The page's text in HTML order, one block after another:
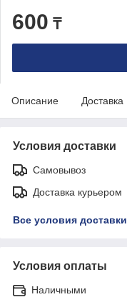
600 ₸
Описание Доставка
Условия доставки
Самовывоз
Доставка курьером
Все условия доставки
Условия оплаты
Наличными